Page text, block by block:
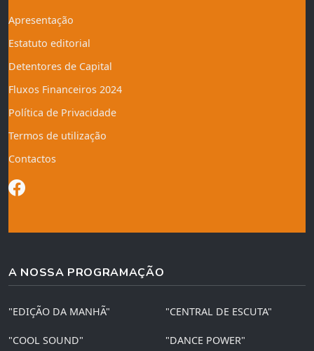
Apresentação
Estatuto editorial
Detentores de Capital
Fluxos Financeiros 2024
Política de Privacidade
Termos de utilização
Contactos
A NOSSA PROGRAMAÇÃO
"EDIÇÃO DA MANHÃ" "CENTRAL DE ESCUTA"
"COOL SOUND" "DANCE POWER"